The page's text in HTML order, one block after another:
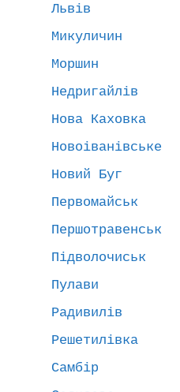
Львів
Микуличин
Моршин
Недригайлів
Нова Каховка
Новоіванівське
Новий Буг
Первомайськ
Першотравенськ
Підволочиськ
Пулави
Радивилів
Решетилівка
Самбір